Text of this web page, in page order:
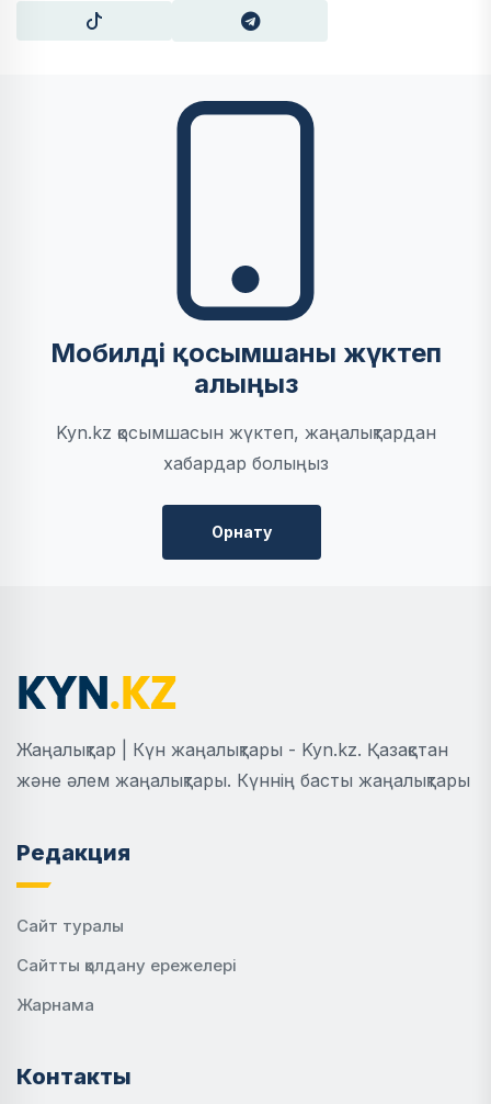
Мобилді қосымшаны жүктеп
алыңыз
Kyn.kz қосымшасын жүктеп, жаңалықтардан
хабардар болыңыз
Орнату
Жаңалықтар | Күн жаңалықтары - Kyn.kz. Қазақстан
және әлем жаңалықтары. Күннің басты жаңалықтары
Редакция
Сайт туралы
Сайтты қолдану ережелері
Жарнама
Контакты